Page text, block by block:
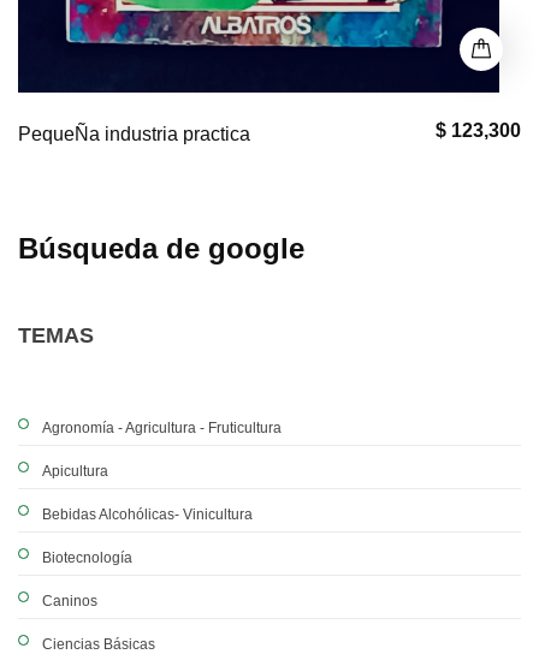
TEMAS
Agronomía - Agricultura - Fruticultura
Apicultura
Bebidas Alcohólicas- Vinicultura
Biotecnología
Caninos
Ciencias Básicas
$ 123,300
PequeÑa industria practica
Búsqueda de google